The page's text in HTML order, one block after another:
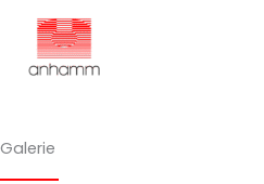
contenu
Galerie